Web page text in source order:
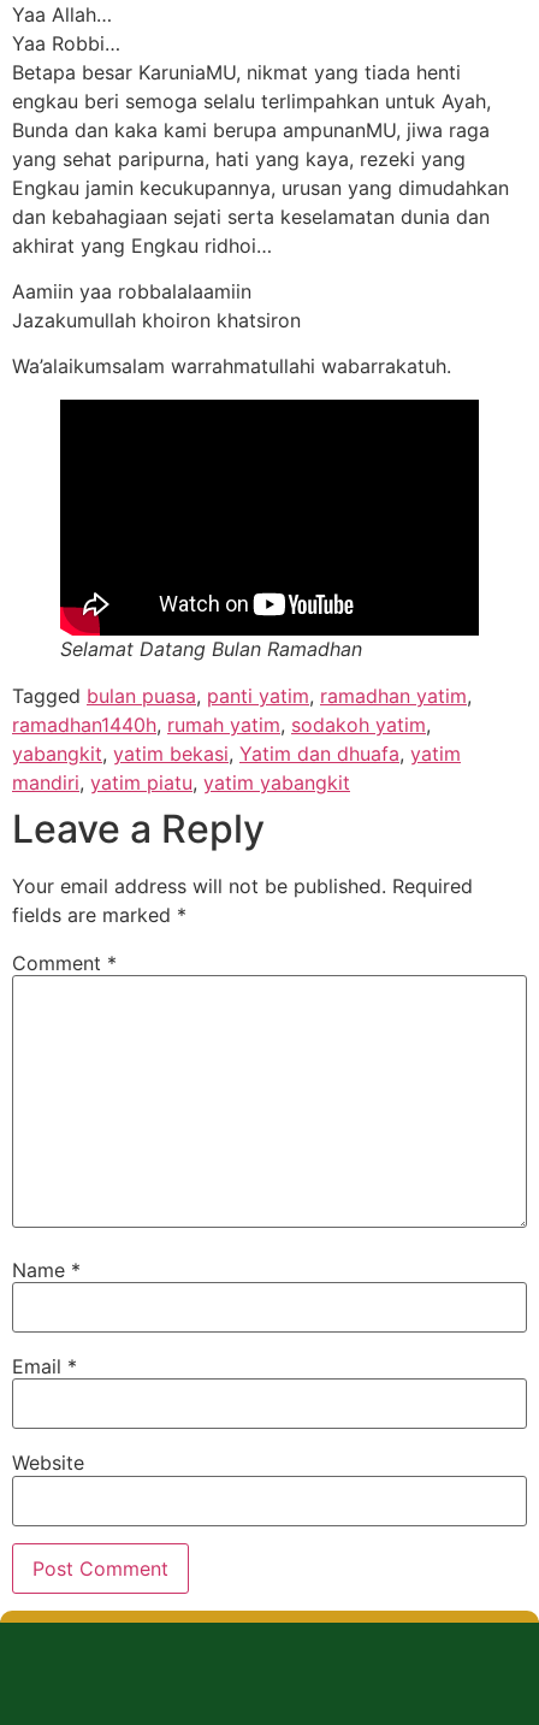
Yaa Allah…
Yaa Robbi…
Betapa besar KaruniaMU, nikmat yang tiada henti
engkau beri semoga selalu terlimpahkan untuk Ayah,
Bunda dan kaka kami berupa ampunanMU, jiwa raga
yang sehat paripurna, hati yang kaya, rezeki yang
Engkau jamin kecukupannya, urusan yang dimudahkan
dan kebahagiaan sejati serta keselamatan dunia dan
akhirat yang Engkau ridhoi…
Aamiin yaa robbalalaamiin
Jazakumullah khoiron khatsiron
Wa’alaikumsalam warrahmatullahi wabarrakatuh.
Selamat Datang Bulan Ramadhan
Tagged bulan puasa, panti yatim, ramadhan yatim,
ramadhan1440h, rumah yatim, sodakoh yatim,
yabangkit, yatim bekasi, Yatim dan dhuafa, yatim
mandiri, yatim piatu, yatim yabangkit
Leave a Reply
Your email address will not be published. Required
fields are marked *
Comment *
Name *
Email *
Website